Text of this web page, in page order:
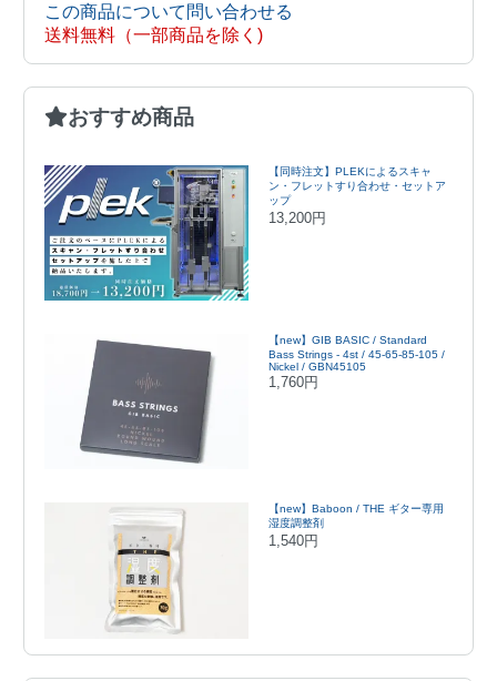
この商品について問い合わせる
送料無料（一部商品を除く)
おすすめ商品
【同時注文】PLEKによるスキャ
ン・フレットすり合わせ・セットア
ップ
13,200円
【new】GIB BASIC / Standard
Bass Strings - 4st / 45-65-85-105 /
Nickel / GBN45105
1,760円
【new】Baboon / THE ギター専用
湿度調整剤
1,540円